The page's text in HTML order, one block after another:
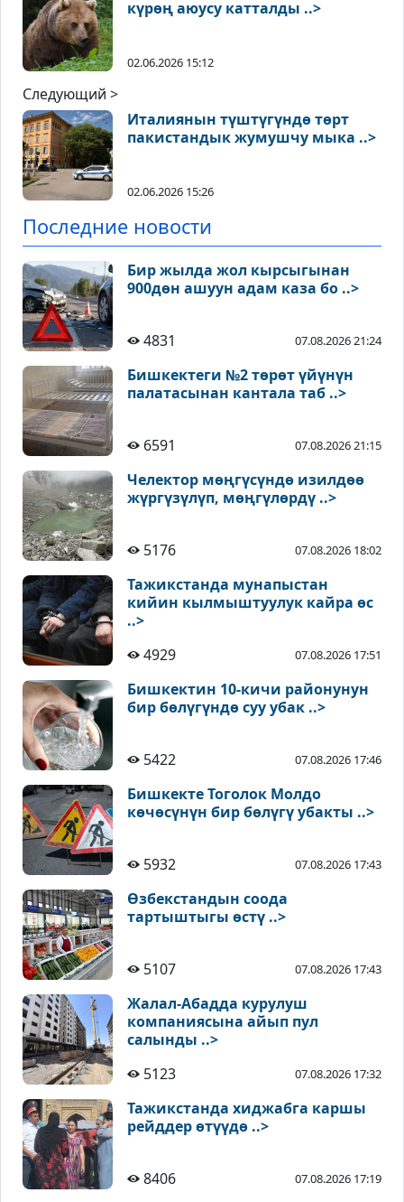
күрөң аюусу катталды ..>
02.06.2026 15:12
Следующий >
Италиянын түштүгүндө төрт
пакистандык жумушчу мыка ..>
02.06.2026 15:26
Последние новости
Бир жылда жол кырсыгынан
900дөн ашуун адам каза бо ..>
4831 07.08.2026 21:24
Бишкектеги №2 төрөт үйүнүн
палатасынан кантала таб ..>
6591 07.08.2026 21:15
Челектор мөңгүсүндө изилдөө
жүргүзүлүп, мөңгүлөрдү ..>
5176 07.08.2026 18:02
Тажикстанда мунапыстан
кийин кылмыштуулук кайра өс
..>
4929
07.08.2026 17:51
Бишкектин 10-кичи районунун
бир бөлүгүндө суу убак ..>
5422 07.08.2026 17:46
Бишкекте Тоголок Молдо
көчөсүнүн бир бөлүгү убакты ..>
5932 07.08.2026 17:43
Өзбекстандын соода
тартыштыгы өстү ..>
5107 07.08.2026 17:43
Жалал-Абадда курулуш
компаниясына айып пул
салынды ..>
5123
07.08.2026 17:32
Тажикстанда хиджабга каршы
рейддер өтүүдө ..>
8406 07.08.2026 17:19